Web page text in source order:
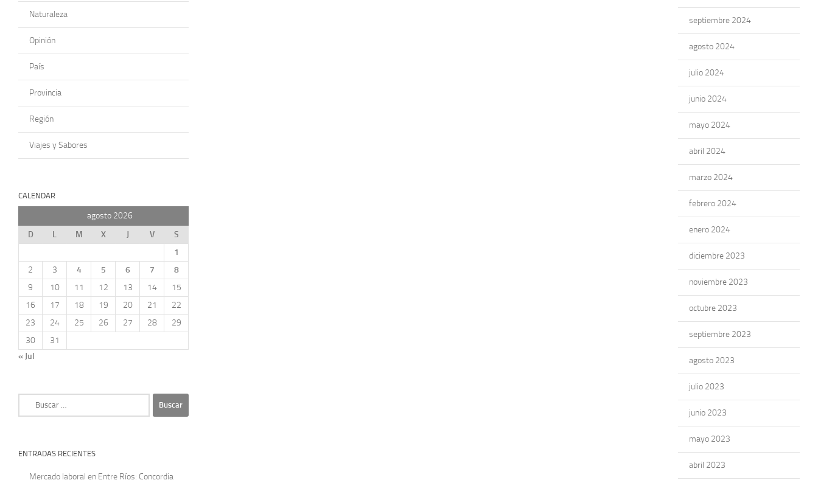
Naturaleza
Opinión
País
Provincia
Región
Viajes y Sabores
CALENDAR
agosto 2026
D
L M X J V
S
1
2
3 4 5 6 7
8
9
10 11 12 13 14
15
16
17 18 19 20 21
22
23
24 25 26 27 28
29
30
31
« Jul
ENTRADAS RECIENTES
Mercado laboral en Entre Ríos: Concordia
septiembre 2024
agosto 2024
julio 2024
junio 2024
mayo 2024
abril 2024
marzo 2024
febrero 2024
enero 2024
diciembre 2023
noviembre 2023
octubre 2023
septiembre 2023
agosto 2023
julio 2023
junio 2023
mayo 2023
abril 2023